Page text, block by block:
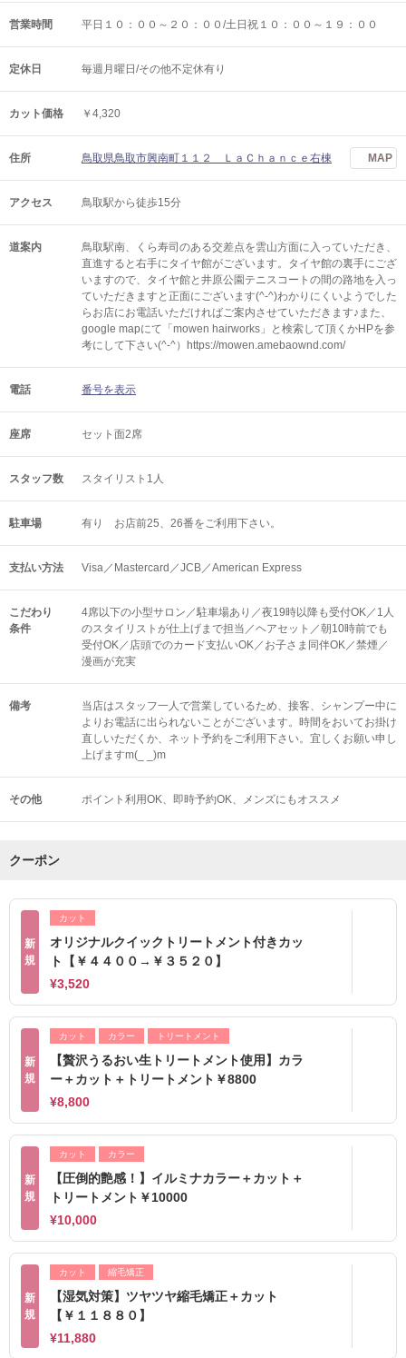
営業時間 平日１０：００～２０：００/土日祝１０：００～１９：００
定休日 毎週月曜日/その他不定休有り
カット価格 ￥4,320
住所 鳥取県鳥取市興南町１１２ ＬａＣｈａｎｃｅ右棟 MAP
アクセス 鳥取駅から徒歩15分
道案内
鳥取駅南、くら寿司のある交差点を雲山方面に入っていただき、
直進すると右手にタイヤ館がございます。タイヤ館の裏手にござ
いますので、タイヤ館と井原公園テニスコートの間の路地を入っ
ていただきますと正面にございます(^-^)わかりにくいようでした
らお店にお電話いただければご案内させていただきます♪また、
google mapにて「mowen hairworks」と検索して頂くかHPを参
考にして下さい(^-^）https://mowen.amebaownd.com/
電話 番号を表示
座席 セット面2席
スタッフ数 スタイリスト1人
駐車場 有り お店前25、26番をご利用下さい。
支払い方法 Visa／Mastercard／JCB／American Express
こだわり
条件
4席以下の小型サロン／駐車場あり／夜19時以降も受付OK／1人
のスタイリストが仕上げまで担当／ヘアセット／朝10時前でも
受付OK／店頭でのカード支払いOK／お子さま同伴OK／禁煙／
漫画が充実
備考
当店はスタッフ一人で営業しているため、接客、シャンプー中に
よりお電話に出られないことがございます。時間をおいてお掛け
直しいただくか、ネット予約をご利用下さい。宜しくお願い申し
上げますm(_ _)m
その他 ポイント利用OK 即時予約OK メンズにもオススメ
クーポン
新
規
カット
オリジナルクイックトリートメント付きカッ
ト【￥４４００→￥３５２０】
¥3,520
新
規
カット カラー トリートメント
【贅沢うるおい生トリートメント使用】カラ
ー＋カット＋トリートメント￥8800
¥8,800
新
規
カット カラー
【圧倒的艶感！】イルミナカラー＋カット＋
トリートメント￥10000
¥10,000
新
規
カット 縮毛矯正
【湿気対策】ツヤツヤ縮毛矯正＋カット
【￥１１８８０】
¥11,880